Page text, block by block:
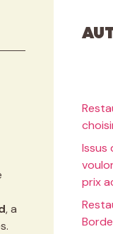
, a
Issus
prix